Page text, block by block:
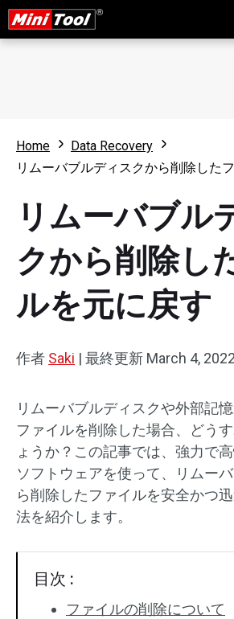
Home
Data Recovery
リムーバブルディスクから削除した
リムーバブル
クから削除し
ルを元に戻す
作者 Saki | 最終更新 March 4, 2022
リムーバブルディスクや外部記
ファイルを削除した場合、どう
ょうか？この記事では、強力で
ソフトウェアを使って、リムー
ら削除したファイルを安全かつ
法を紹介します。
目次 :
ファイルの削除について